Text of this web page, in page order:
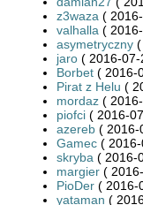
z3waza (
valhalla (
asymetryczny
jaro ( 2016-07-
Borbet ( 2016-
Pirat z Helu (
mordaz (
piofci ( 2016-
azereb ( 2016-
Gamec (
skryba ( 2016-
margier (
PioDer ( 2016-
yataman (